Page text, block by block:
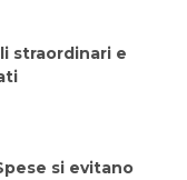
straordinari e
si evitano